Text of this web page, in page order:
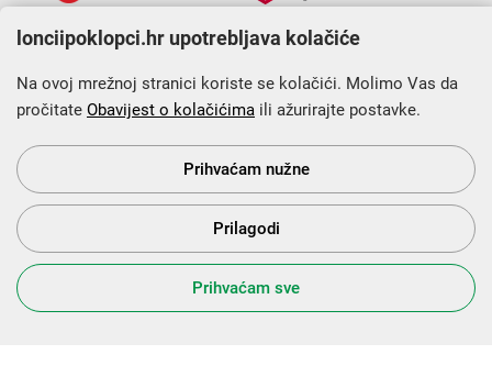
Krajnji primatelj financijskog instrumenta sufinanciranog iz
Europskog fonda za regionalni razvoj u sklopu Operativnog
programa „Konkurentnost i kohezija”.
s Vama od 2014. godine!
lonciipoklopci.hr upotrebljava kolačiće
Na ovoj mrežnoj stranici koriste se kolačići. Molimo Vas da
pročitate Obavijest o kolačićima ili ažurirajte postavke.
Prihvaćam nužne
Prilagodi
Prihvaćam sve